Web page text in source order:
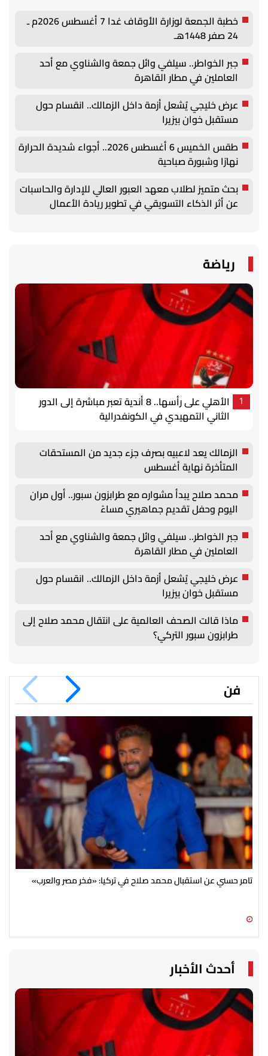
خطبة الجمعة لوزارة الأوقاف غدا 7 أغسطس 2026م ـ
24 صفر 1448هـ
جبر الخواطر.. سيلفي وائل جمعة والشناوي مع أحد
العاملين في مطار القاهرة
عرض خليجي يُشعل أزمة داخل الزمالك.. انقسام حول
مستقبل خوان بيزيرا
طقس الخميس 6 أغسطس 2026.. أجواء شديدة الحرارة
نهارًا وشبورة صباحية
بحث متميز لطلاب معهد العبور العالي للإدارة والحاسبات
عن أثر الذكاء التسويقي في تطوير ريادة الأعمال
رياضة
1
الأهلي على رأسها.. 8 أندية تعبر مباشرة إلى الدور
الثاني التمهيدي في الكونفدرالية
الزمالك يعد لاعبيه بصرف جزء جديد من المستحقات
المتأخرة نهاية أغسطس
محمد صلاح يبدأ مشواره مع طرابزون سبور.. أول مران
اليوم وحفل تقديم جماهيري مساءً
جبر الخواطر.. سيلفي وائل جمعة والشناوي مع أحد
العاملين في مطار القاهرة
عرض خليجي يُشعل أزمة داخل الزمالك.. انقسام حول
مستقبل خوان بيزيرا
ماذا قالت الصحف العالمية على انتقال محمد صلاح إلى
طرابزون سبور التركي؟
فن
تامر حسني عن استقبال محمد صلاح في تركيا: «فخر مصر والعرب»
أحدث الأخبار